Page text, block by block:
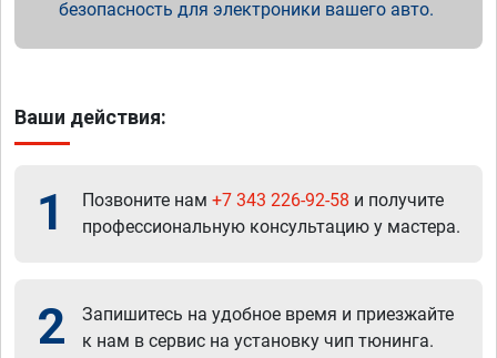
безопасность для электроники вашего авто.
Ваши действия:
1 Позвоните нам +7 343 226-92-58 и получите
профессиональную консультацию у мастера.
2
Запишитесь на удобное время и приезжайте
к нам в сервис на установку чип тюнинга.